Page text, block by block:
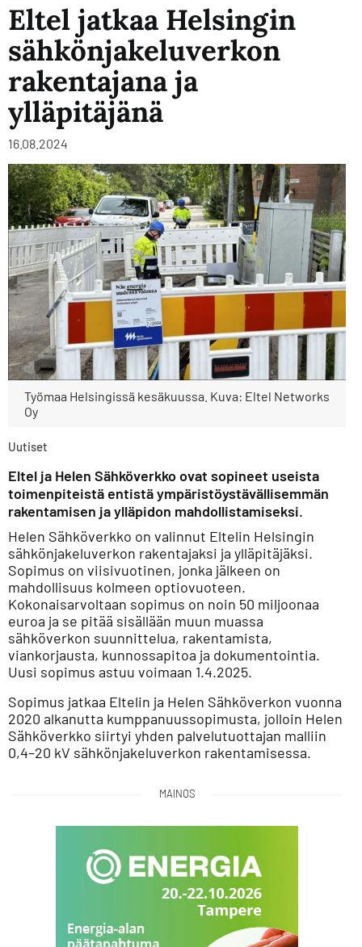
Eltel jatkaa Helsingin
sähkönjakeluverkon
rakentajana ja
ylläpitäjänä
16.08.2024
Työmaa Helsingissä kesäkuussa. Kuva: Eltel Networks
Oy
Uutiset
Eltel ja Helen Sähköverkko ovat sopineet useista
toimenpiteistä entistä ympäristöystävällisemmän
rakentamisen ja ylläpidon mahdollistamiseksi.
Helen Sähköverkko on valinnut Eltelin Helsingin
sähkönjakeluverkon rakentajaksi ja ylläpitäjäksi.
Sopimus on viisivuotinen, jonka jälkeen on
mahdollisuus kolmeen optiovuoteen.
Kokonaisarvoltaan sopimus on noin 50 miljoonaa
euroa ja se pitää sisällään muun muassa
sähköverkon suunnittelua, rakentamista,
viankorjausta, kunnossapitoa ja dokumentointia.
Uusi sopimus astuu voimaan 1.4.2025.
Sopimus jatkaa Eltelin ja Helen Sähköverkon vuonna
2020 alkanutta kumppanuussopimusta, jolloin Helen
Sähköverkko siirtyi yhden palvelutuottajan malliin
0,4–20 kV sähkönjakeluverkon rakentamisessa.
MAINOS